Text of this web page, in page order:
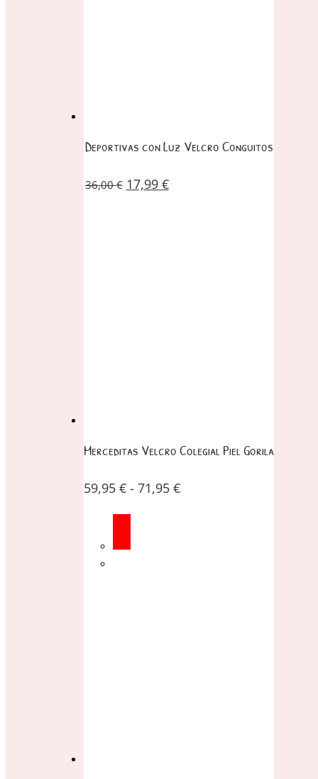
Deportivas con Luz Velcro Conguitos
36,00€ 17,99 €
Merceditas Velcro Colegial Piel Gorila
59,95 € - 71,95 €